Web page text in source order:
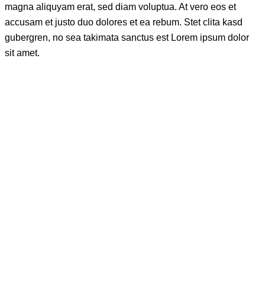
magna aliquyam erat, sed diam voluptua. At vero eos et
accusam et justo duo dolores et ea rebum. Stet clita kasd
gubergren, no sea takimata sanctus est Lorem ipsum dolor
sit amet.